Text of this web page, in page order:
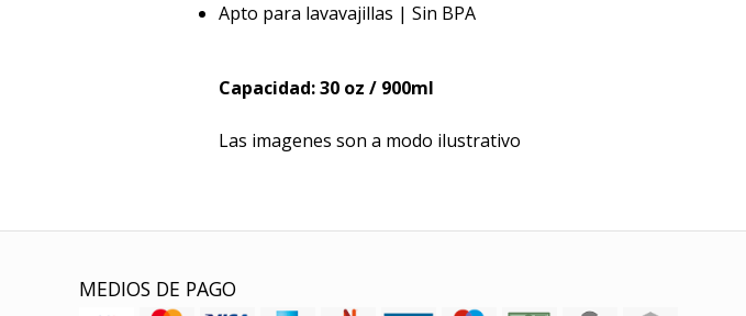
Apto para lavavajillas | Sin BPA
Capacidad: 30 oz / 900ml
Las imagenes son a modo ilustrativo
MEDIOS DE PAGO